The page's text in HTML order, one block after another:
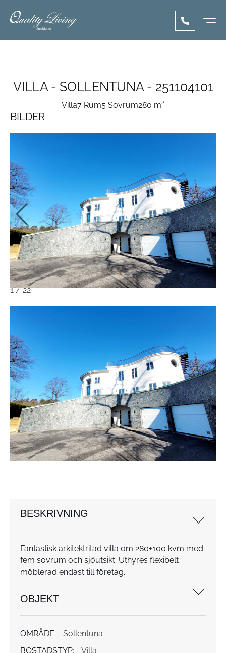
VILLA - SOLLENTUNA - 251104101
Villa7 Rum5 Sovrum280 m²
BILDER
1/22
BESKRIVNING
Fantastisk arkitektritad villa om 280+100 kvm med
fem sovrum och sjöutsikt. Uthyres flexibelt
möblerad endast till företag.
OBJEKT
OMRÅDE:
Sollentuna
BOSTADSTYP:
Villa